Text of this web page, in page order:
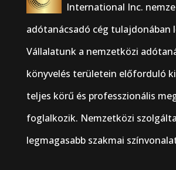
International Inc.
adótanácsadó cég tulajdonában
Vállalatunk a nemzetközi
könyvelés területein előforduló
teljes körű és professzionális
foglalkozik. Nemzetközi
legmagasabb szakmai